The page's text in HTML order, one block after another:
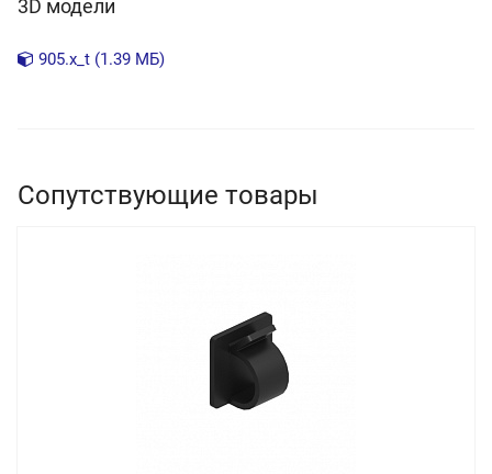
3D модели
905.x_t (1.39 МБ)
Сопутствующие товары